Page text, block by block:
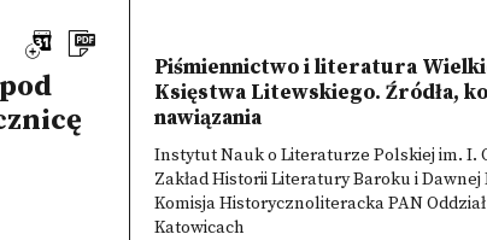
Piśmiennictwo i literatura
Księstwa Litewskiego. Źródła,
nawiązania
Instytut Nauk o Literaturze Polskiej im. I.
Zakład Historii Literatury Baroku i Dawnej
Komisja Historycznoliteracka PAN
Katowicach